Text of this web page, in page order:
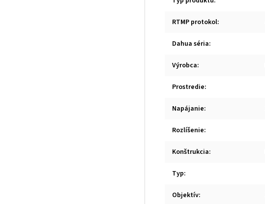
RTMP protokol:
Dahua séria:
Výrobca:
Prostredie:
Napájanie:
Rozlíšenie:
Konštrukcia:
Typ:
Objektív: